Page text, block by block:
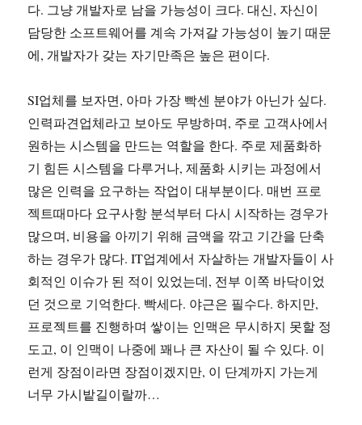
다. 그냥 개발자로 남을 가능성이 크다. 대신, 자신이
담당한 소프트웨어를 계속 가져갈 가능성이 높기 때문
에, 개발자가 갖는 자기만족은 높은 편이다.
SI업체를 보자면, 아마 가장 빡센 분야가 아닌가 싶다.
인력파견업체라고 보아도 무방하며, 주로 고객사에서
원하는 시스템을 만드는 역할을 한다. 주로 제품화하
기 힘든 시스템을 다루거나, 제품화 시키는 과정에서
많은 인력을 요구하는 작업이 대부분이다. 매번 프로
젝트때마다 요구사항 분석부터 다시 시작하는 경우가
많으며, 비용을 아끼기 위해 금액을 깎고 기간을 단축
하는 경우가 많다. IT업계에서 자살하는 개발자들이 사
회적인 이슈가 된 적이 있었는데, 전부 이쪽 바닥이었
던 것으로 기억한다. 빡세다. 야근은 필수다. 하지만,
프로젝트를 진행하며 쌓이는 인맥은 무시하지 못할 정
도고, 이 인맥이 나중에 꽤나 큰 자산이 될 수 있다. 이
런게 장점이라면 장점이겠지만, 이 단계까지 가는게
너무 가시밭길이랄까…